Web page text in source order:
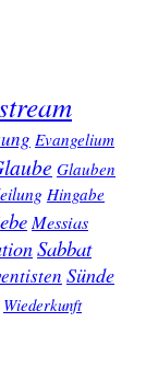
Evangelium
Glauben
Hingabe
Messias
Sabbat
Sünde
Wiederkunft